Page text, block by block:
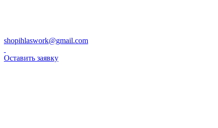
shopihlaswork@gmail.com
Оставить заявку